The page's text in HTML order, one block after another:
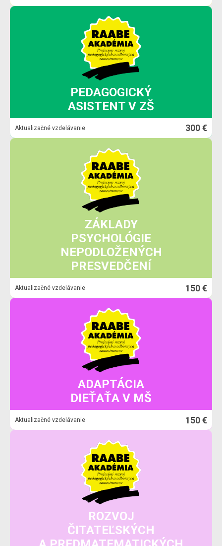
PEDAGOGICKÝ
ASISTENT V ZŠ
Aktualizačné vzdelávanie 300 €
ZÁKLADY
PSYCHOLÓGIE
NEPODLOŽENÝCH
PRESVEDČENÍ
Aktualizačné vzdelávanie 150 €
ADAPTÁCIA
DIEŤAŤA V MŠ
Aktualizačné vzdelávanie 150 €
ROZVOJ
ČITATEĽSKÝCH